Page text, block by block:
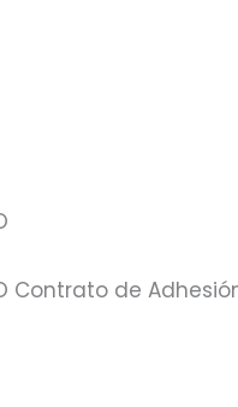
Contrato de